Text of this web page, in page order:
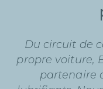
Du circuit de
propre voiture,
partenaire